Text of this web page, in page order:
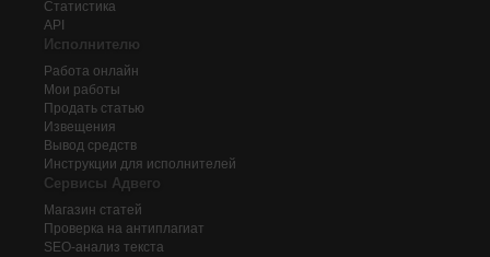
Статистика
API
Исполнителю
Работа онлайн
Мои работы
Продать статью
Извещения
Вывод средств
Инструкции для исполнителей
Сервисы Адвего
Магазин статей
Проверка на антиплагиат
SEO-анализ текста